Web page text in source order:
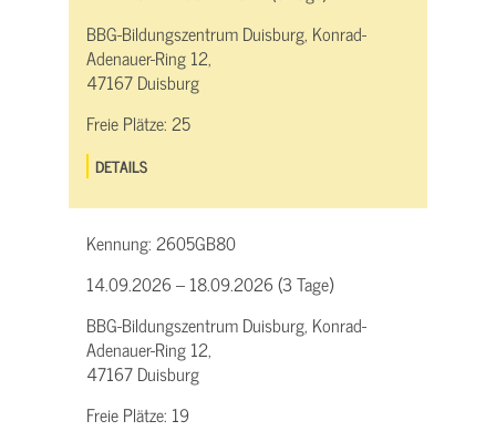
BBG-Bildungszentrum Duisburg, Konrad-
Adenauer-Ring 12,
47167 Duisburg
Freie Plätze:25
DETAILS
Kennung:2605GB80
14.09.2026 – 18.09.2026 (3 Tage)
BBG-Bildungszentrum Duisburg, Konrad-
Adenauer-Ring 12,
47167 Duisburg
Freie Plätze: 19